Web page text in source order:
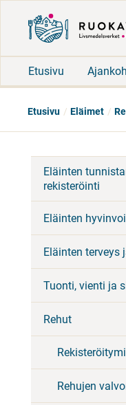
Etusivu
Etusivu Eläimet
Eläinten
rekisteröinti
Eläinten
Eläinten terveys
Tuonti, vienti ja
Rehut
Rehujen